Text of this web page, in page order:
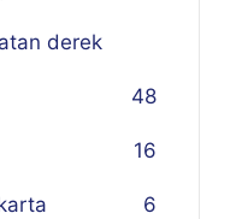
derek
48
16
6